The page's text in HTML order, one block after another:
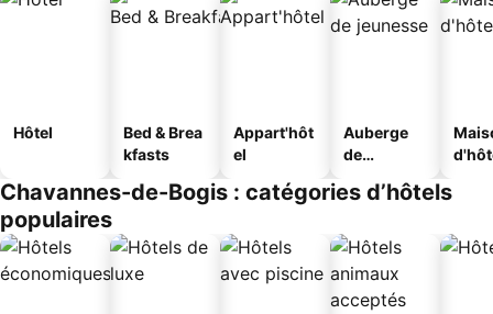
Hôtel
Bed & Brea
kfasts
Appart'hôt
el
Auberge
de
Chavannes-de-Bogis : catégories d’hôtels
populaires